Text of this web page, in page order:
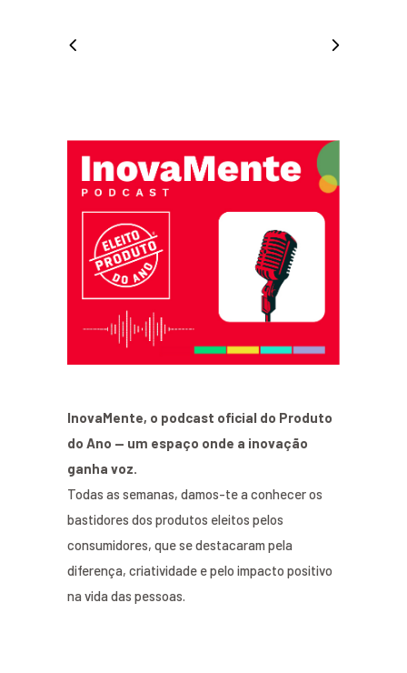
InovaMente, o podcast oficial do Produto
do Ano — um espaço onde a inovação
ganha voz.
Todas as semanas, damos-te a conhecer os
bastidores dos produtos eleitos pelos
consumidores, que se destacaram pela
diferença, criatividade e pelo impacto positivo
na vida das pessoas.